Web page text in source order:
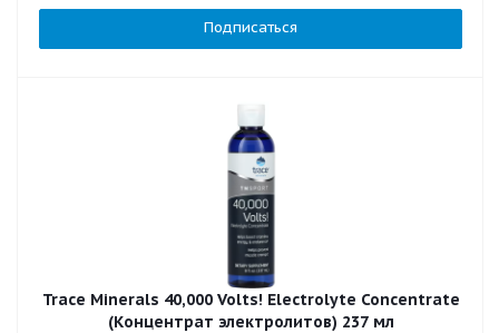
Подписаться
Trace Minerals 40,000 Volts! Electrolyte Concentrate
(Концентрат электролитов) 237 мл